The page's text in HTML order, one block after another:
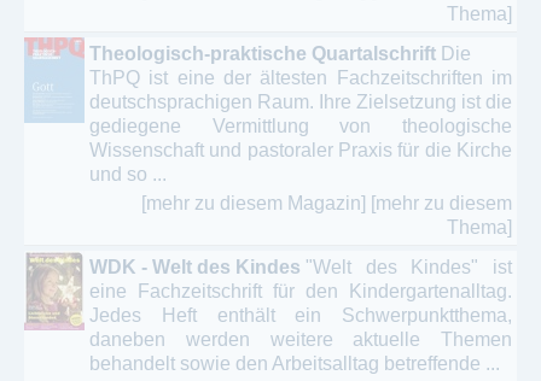
Thema]
Theologisch-praktische Quartalschrift Die
ThPQ ist eine der ältesten Fachzeitschriften im
deutschsprachigen Raum. Ihre Zielsetzung ist die
gediegene Vermittlung von theologische
Wissenschaft und pastoraler Praxis für die Kirche
und so ...
[mehr zu diesem Magazin] [mehr zu diesem
Thema]
WDK - Welt des Kindes "Welt des Kindes" ist
eine Fachzeitschrift für den Kindergartenalltag.
Jedes Heft enthält ein Schwerpunktthema,
daneben werden weitere aktuelle Themen
behandelt sowie den Arbeitsalltag betreffende ...